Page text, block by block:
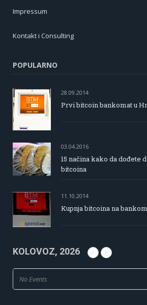
Impressum
Kontakt i Consulting
POPULARNO
28.09.2014
Prvi bitcoin bankomat u
03.04.2016
15 načina kako da dođete
bitcoina
11.10.2014
Kupnja bitcoina na
KOLOVOZ, 2026
No Events